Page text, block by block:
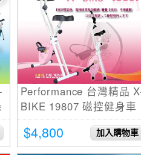
Performance 台灣精品
BIKE 19807 磁控健身車
(31公分超大座墊機種)
$4,800 加入購物車